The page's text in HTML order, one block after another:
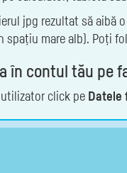
jpg rezultat să aibă
spațiu mare alb). Poți
în contul tău pe
utilizator click pe Datele